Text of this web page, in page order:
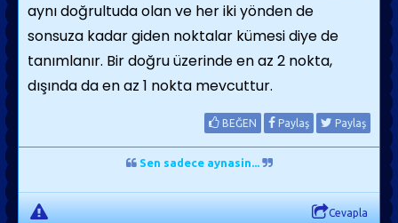
aynı doğrultuda olan ve her iki yönden de
sonsuza kadar giden noktalar kümesi diye de
tanımlanır. Bir doğru üzerinde en az 2 nokta,
dışında da en az 1 nokta mevcuttur.
BEĞEN Paylaş Paylaş
Sen sadece aynasin...
Cevapla